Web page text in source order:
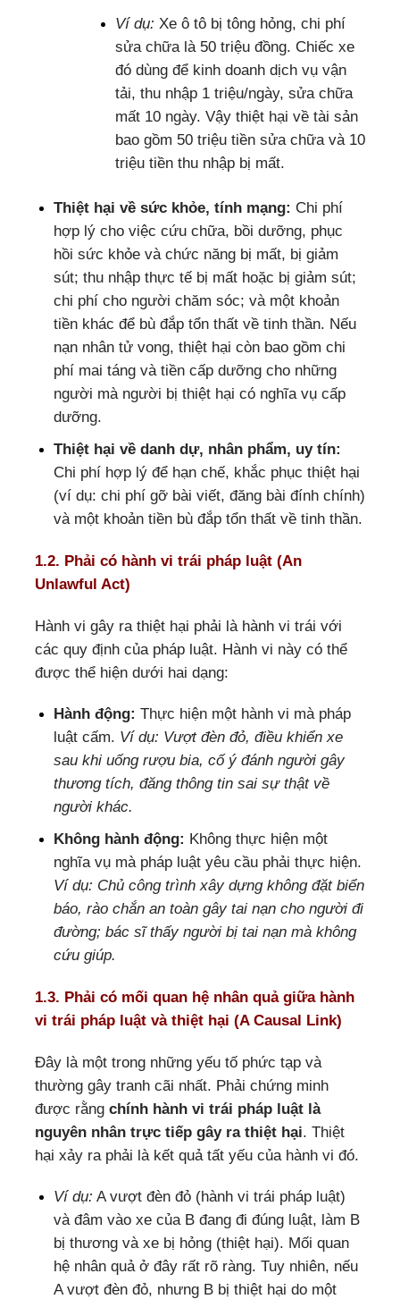
Ví dụ: Xe ô tô bị tông hỏng, chi phí
sửa chữa là 50 triệu đồng. Chiếc xe
đó dùng để kinh doanh dịch vụ vận
tải, thu nhập 1 triệu/ngày, sửa chữa
mất 10 ngày. Vậy thiệt hại về tài sản
bao gồm 50 triệu tiền sửa chữa và 10
triệu tiền thu nhập bị mất.
Thiệt hại về sức khỏe, tính mạng: Chi phí
hợp lý cho việc cứu chữa, bồi dưỡng, phục
hồi sức khỏe và chức năng bị mất, bị giảm
sút; thu nhập thực tế bị mất hoặc bị giảm sút;
chi phí cho người chăm sóc; và một khoản
tiền khác để bù đắp tổn thất về tinh thần. Nếu
nạn nhân tử vong, thiệt hại còn bao gồm chi
phí mai táng và tiền cấp dưỡng cho những
người mà người bị thiệt hại có nghĩa vụ cấp
dưỡng.
Thiệt hại về danh dự, nhân phẩm, uy tín:
Chi phí hợp lý để hạn chế, khắc phục thiệt hại
(ví dụ: chi phí gỡ bài viết, đăng bài đính chính)
và một khoản tiền bù đắp tổn thất về tinh thần.
1.2. Phải có hành vi trái pháp luật (An
Unlawful Act)
Hành vi gây ra thiệt hại phải là hành vi trái với
các quy định của pháp luật. Hành vi này có thể
được thể hiện dưới hai dạng:
Hành động: Thực hiện một hành vi mà pháp
luật cấm. Ví dụ: Vượt đèn đỏ, điều khiển xe
sau khi uống rượu bia, cố ý đánh người gây
thương tích, đăng thông tin sai sự thật về
người khác.
Không hành động: Không thực hiện một
nghĩa vụ mà pháp luật yêu cầu phải thực hiện.
Ví dụ: Chủ công trình xây dựng không đặt biển
báo, rào chắn an toàn gây tai nạn cho người đi
đường; bác sĩ thấy người bị tai nạn mà không
cứu giúp.
1.3. Phải có mối quan hệ nhân quả giữa hành
vi trái pháp luật và thiệt hại (A Causal Link)
Đây là một trong những yếu tố phức tạp và
thường gây tranh cãi nhất. Phải chứng minh
được rằng chính hành vi trái pháp luật là
nguyên nhân trực tiếp gây ra thiệt hại. Thiệt
hại xảy ra phải là kết quả tất yếu của hành vi đó.
Ví dụ: A vượt đèn đỏ (hành vi trái pháp luật)
và đâm vào xe của B đang đi đúng luật, làm B
bị thương và xe bị hỏng (thiệt hại). Mối quan
hệ nhân quả ở đây rất rõ ràng. Tuy nhiên, nếu
A vượt đèn đỏ, nhưng B bị thiệt hại do một